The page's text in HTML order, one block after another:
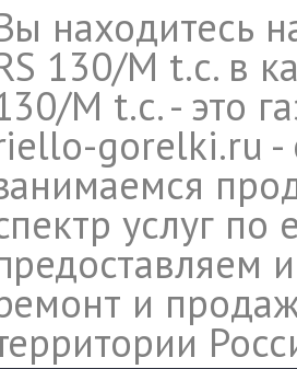
находитесь
130/M t.c. в
M t.c. - это
gorelki.ru -
услуг
и